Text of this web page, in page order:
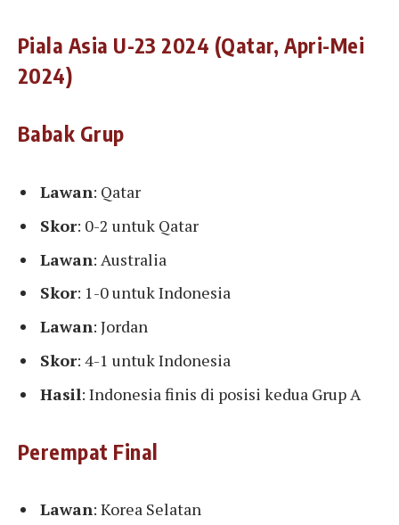
Piala Asia U-23 2024 (Qatar, Apri-Mei
2024)
Babak Grup
Lawan: Qatar
Skor: 0-2 untuk Qatar
Lawan: Australia
Skor: 1-0 untuk Indonesia
Lawan: Jordan
Skor: 4-1 untuk Indonesia
Hasil: Indonesia finis di posisi kedua Grup A
Perempat Final
Lawan: Korea Selatan